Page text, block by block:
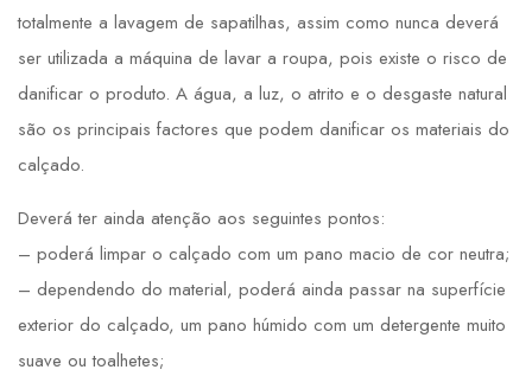
totalmente a lavagem de sapatilhas, assim como nunca deverá
ser utilizada a máquina de lavar a roupa, pois existe o risco de
danificar o produto. A água, a luz, o atrito e o desgaste natural
são os principais factores que podem danificar os materiais do
calçado.
Deverá ter ainda atenção aos seguintes pontos:
– poderá limpar o calçado com um pano macio de cor neutra;
– dependendo do material, poderá ainda passar na superfície
exterior do calçado, um pano húmido com um detergente muito
suave ou toalhetes;